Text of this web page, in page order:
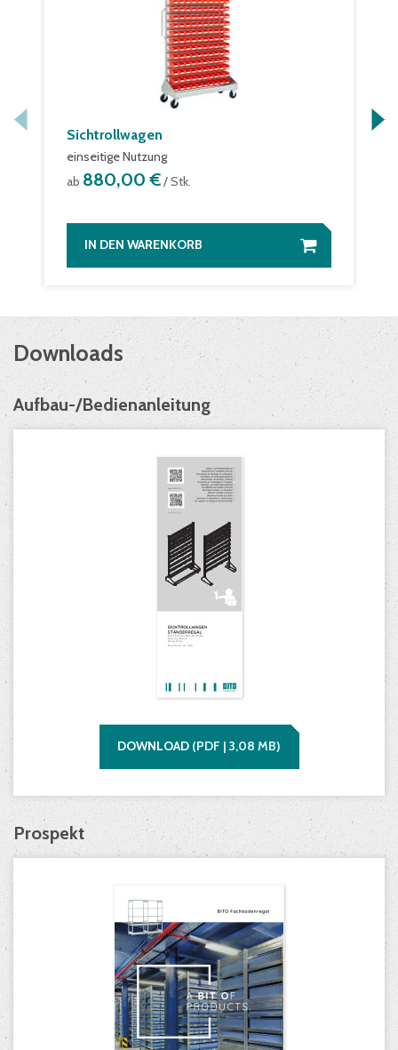
Sichtrollwagen
einseitige Nutzung
ab 880,00 €/ Stk.
IN DEN WARENKORB
Downloads
Aufbau-/Bedienanleitung
DOWNLOAD (PDF | 3,08 MB)
Prospekt